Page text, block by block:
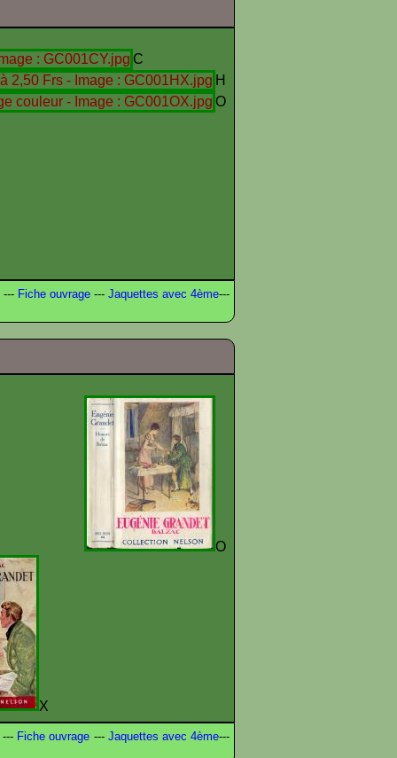
C
H
O
---Fiche ouvrage--- Jaquettes avec 4ème---
O
X
Fiche ouvrage --- Jaquettes avec 4ème---